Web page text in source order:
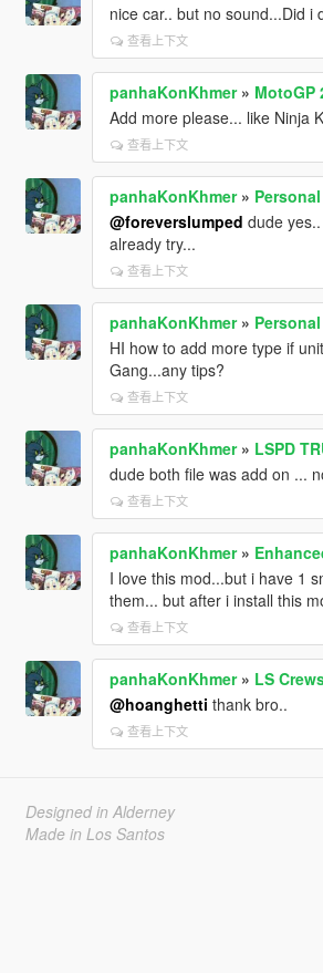
nice car.. but no sound...Did i
查看上下文
panhaKonKhmer» MotoGP
Add more please... like Ninja
查看上下文
panhaKonKhmer»
@foreverslumped dude
already try...
查看上下文
panhaKonKhmer»
HI how to add more type if
Gang...any tips?
查看上下文
panhaKonKhmer» LSPD
dude both file was add on ...
查看上下文
panhaKonKhmer»
I love this mod...but i have 1
them... but after i install this
查看上下文
panhaKonKhmer» LS
@hoanghetti thank bro..
查看上下文
Designed in Alderney
Made in Los Santos